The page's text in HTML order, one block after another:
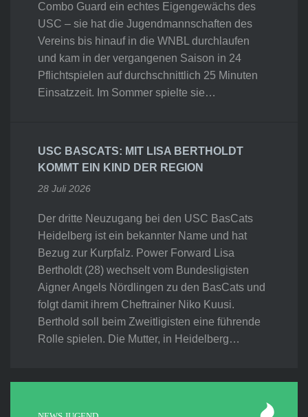
Combo Guard ein echtes Eigengewächs des
USC – sie hat die Jugendmannschaften des
Vereins bis hinauf in die WNBL durchlaufen
und kam in der vergangenen Saison in 24
Pflichtspielen auf durchschnittlich 25 Minuten
Einsatzzeit. Im Sommer spielte sie…
USC BASCATS: MIT LISA BERTHOLDT
KOMMT EIN KIND DER REGION
28 Juli 2026
Der dritte Neuzugang bei den USC BasCats
Heidelberg ist ein bekannter Name und hat
Bezug zur Kurpfalz. Power Forward Lisa
Bertholdt (28) wechselt vom Bundesligisten
Aigner Angels Nördlingen zu den BasCats und
folgt damit ihrem Cheftrainer Niko Kuusi.
Berthold soll beim Zweitligisten eine führende
Rolle spielen. Die Mutter, in Heidelberg…